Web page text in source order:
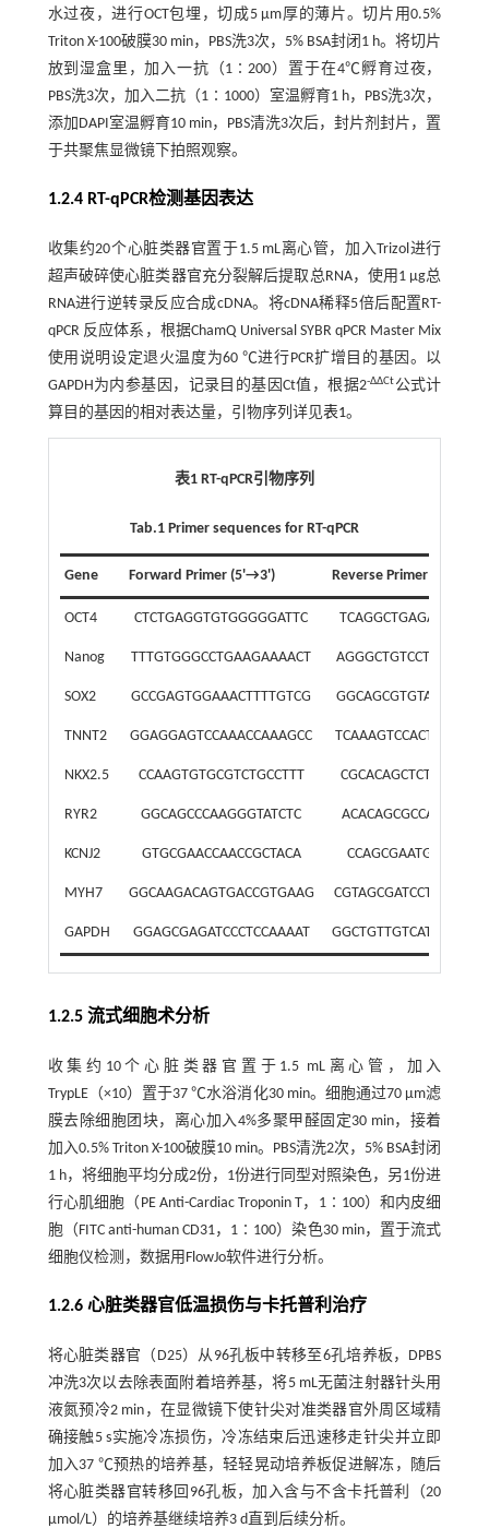
水过夜，进行OCT包埋，切成5 µm厚的薄片。切片用0.5%
Triton X-100破膜30 min，PBS洗3次，5% BSA封闭1 h。将切片
放到湿盒里，加入一抗（1∶200）置于在4℃孵育过夜，
PBS洗3次，加入二抗（1∶1000）室温孵育1 h，PBS洗3次，
添加DAPI室温孵育10 min，PBS清洗3次后，封片剂封片，置
于共聚焦显微镜下拍照观察。
1.2.4 RT-qPCR检测基因表达
收集约20个心脏类器官置于1.5 mL离心管，加入Trizol进行
超声破碎使心脏类器官充分裂解后提取总RNA，使用1 µg总
RNA进行逆转录反应合成cDNA。将cDNA稀释5倍后配置RT-
qPCR 反应体系，根据ChamQ Universal SYBR qPCR Master Mix
使用说明设定退火温度为60 ℃进行PCR扩增目的基因。以
GAPDH为内参基因，记录目的基因Ct值，根据2-ΔΔCt公式计
算目的基因的相对表达量，引物序列详见表1。
表1 RT-qPCR引物序列
Tab.1 Primer sequences for RT-qPCR
Gene Forward Primer (5'→3') Reverse Primer (5'→3')
OCT4 CTCTGAGGTGTGGGGGATTC
Nanog TTTGTGGGCCTGAAGAAAACT
SOX2 GCCGAGTGGAAACTTTTGTCG
TNNT2 GGAGGAGTCCAAACCAAAGCC
NKX2.5 CCAAGTGTGCGTCTGCCTTT
RYR2 GGCAGCCCAAGGGTATCTC
KCNJ2 GTGCGAACCAACCGCTACA
MYH7 GGCAAGACAGTGACCGTGAAG
GAPDH GGAGCGAGATCCCTCCAAAAT
1.2.5 流式细胞术分析
收集约10个心脏类器官置于1.5 mL离心管，加入
TrypLE（×10）置于37 ℃水浴消化30 min。细胞通过70 µm滤
膜去除细胞团块，离心加入4%多聚甲醛固定30 min，接着
加入0.5% Triton X-100破膜10 min。PBS清洗2次，5% BSA封闭
1 h，将细胞平均分成2份，1份进行同型对照染色，另1份进
行心肌细胞（PE Anti-Cardiac Troponin T，1∶100）和内皮细
胞（FITC anti-human CD31，1∶100）染色30 min，置于流式
细胞仪检测，数据用FlowJo软件进行分析。
1.2.6 心脏类器官低温损伤与卡托普利治疗
将心脏类器官（D25）从96孔板中转移至6孔培养板，DPBS
冲洗3次以去除表面附着培养基，将5 mL无菌注射器针头用
液氮预冷2 min，在显微镜下使针尖对准类器官外周区域精
确接触5 s实施冷冻损伤，冷冻结束后迅速移走针尖并立即
加入37 ℃预热的培养基，轻轻晃动培养板促进解冻，随后
将心脏类器官转移回96孔板，加入含与不含卡托普利（20
μmol/L）的培养基继续培养3 d直到后续分析。